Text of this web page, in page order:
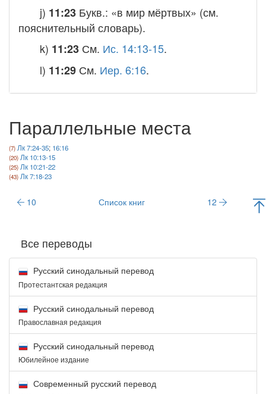
j) 11:23 Букв.: «в мир мёртвых» (см.
пояснительный словарь).
k) 11:23 См. Ис. 14:13-15.
l) 11:29 См. Иер. 6:16.
Параллельные места
Лк 7:24-35; 16:16
Лк 10:13-15
Лк 10:21-22
Лк 7:18-23
10 Список книг 12
Все переводы
Русский синодальный перевод
Протестантская редакция
Русский синодальный перевод
Православная редакция
Русский синодальный перевод
Юбилейное издание
Современный русский перевод